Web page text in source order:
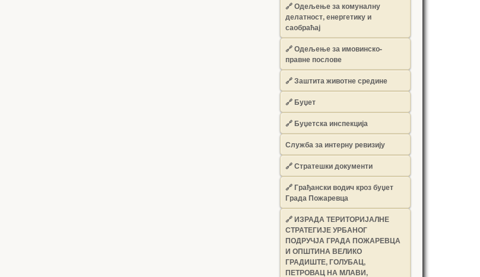
🔗Одељење за комуналну
делатност, енергетику и
саобраћај
🔗Одељење за имовинско-
правне послове
🔗Заштита животне средине
🔗Буџет
🔗Буџетска инспекција
Служба за интерну ревизију
🔗Стратешки документи
🔗Грађански водич кроз буџет
Града Пожаревца
🔗ИЗРАДА ТЕРИТОРИЈАЛНЕ
СТРАТЕГИЈЕ УРБАНОГ
ПОДРУЧЈА ГРАДА ПОЖАРЕВЦА
И ОПШТИНА ВЕЛИКО
ГРАДИШТЕ, ГОЛУБАЦ,
ПЕТРОВАЦ НА МЛАВИ,